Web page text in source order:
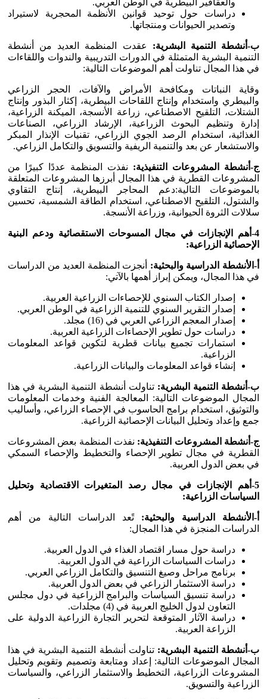
والعقاقير البيطرية في الوطن العربي.
دراسات حول توحيد قوانين الأنظمة المحجرية لاستيراد
وتصدير الحيوانات ومنتجاتها.
ب-أنشطة التنمية البشرية: عقدت المنظمة العديد من أنشطة
التنمية البشرية المتمثلة في الدورات التدريبية والندوات واللقاءات
في هذا المجال تناولت أهم الموضوعات التالية:
وقاية النباتات ومكافحة الأمراض والآفات، الحجر الزراعي
والبيطري واستخدام وإنتاج اللقاحات البيطرية، إكثار البذور وإنتاج
الشتلات، التلقيح الاصطناعي، زراعة الأنسجة، الميكنة الزراعية،
إدارة وتنظيم البحوث الزراعية، الإرشاد الزراعي، الصناعات
الغذائية، استخدام الرصد الجوي الزراعي، تقنيات الإنذار المبكر
والاستشعار عن بعد والتنمية الريفية والتسويق والتكامل الزراعي.
ج-أنشطة المشروعات التنفيذية: نفذت المنظمة عددًا كبيرًا من
المشروعات القطرية في هذا المجال أبرزها المشروعات المتعلقة
بالموضوعات التالية:دعم المحاجر البيطرية، إنتاج التقاوي
والشتول، التلقيح الاصطناعي، استخدام الطاقة الشمسية، تحسين
سلالات الثروة الحيوانية، وزراعة الأنسجة.
4-أهم الإنجازات في مجال المسوحات الاستقصائية ودعم البنية
الإحصائية الزراعية:
أ-الأنشطة الدراسية والبحثية: أنجزت المنظمة العديد من الدراسات
في هذا المجال، ويمكن إبراز أهمها بالآتي:
إصدار الكتاب السنوي للإحصاءات الزراعية العربية.
إصدار التقرير السنوي للتنمية الزراعية في الوطن العربي.
إصدار المعجم الزراعي العربي في (16) مجلد.
دراسات حول تطوير الإحصاءات الزراعية العربية.
استمارات تجميع بيانات قطرية لتكوين قواعد المعلومات
الزراعية.
إنشاء قواعد المعلومات والبيانات الزراعية.
ب-أنشطة التنمية البشرية: تناولت أنشطة التنمية البشرية في هذا
المجال الموضوعات التالية: المعالجة الفنية وخدمات المعلومات
والتوثيق، استخدام برامج الحاسوب في الإحصاء الزراعي، وأساليب
جمع وإعداد وتحليل البيانات الإحصائية الزراعية.
ج-أنشطة المشروعات التنفيذية: نفذت المنظمة بعض المشروعات
القطرية في مجال تطوير الإحصاء والتخطيط والإحصاء السمكي
في بعض الدول العربية.
5-أهم الإنجازات في مجال رصد المتغيرات الاقتصادية وتحليل
السياسات الزراعية:
أ-الأنشطة الدراسية والبحثية: تًعد الدراسات التالية من أهم
الدراسات المنجزة في هذا المجال:
دراسة حول مسار اقتصاد الغذاء في الدول العربية.
دراسات السياسات الزراعية في الدول العربية.
برنامج مراحل وصيغ التنسيق والتكامل الزراعي العربي.
دراسة الاستثمار الزراعي في بعض الدول العربية.
دراسة تنسيق السياسات والبرامج الزراعية في دول مجلس
التعاون لدول الخليج العربية في (4) مجلدات.
دراسة الآثار المتوقعة لتحرير التجارة الزراعية الدولية على
الزراعة العربية.
ب-أنشطة التنمية البشرية: تناولت أنشطة التنمية البشرية في هذا
المجال الموضوعات التالية: إعداد ومتابعة وتصميم وتقويم وتحليل
المشروعات الزراعية، التخطيط والاستثمار الزراعي، والسياسات
الزراعية والتسويق.